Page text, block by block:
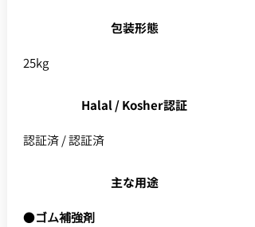
包装形態
25kg
Halal / Kosher認証
認証済 / 認証済
主な用途
●ゴム補強剤